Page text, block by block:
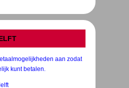
aan zodat
kunt betalen.